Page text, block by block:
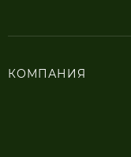
КОМПАНИЯ